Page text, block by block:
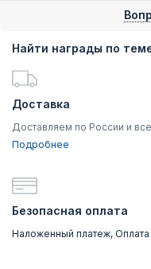
Найти награды по
Доставка
Доставляем по России и
Подробнее
Безопасная оплата
Наложенный платеж, Оплата